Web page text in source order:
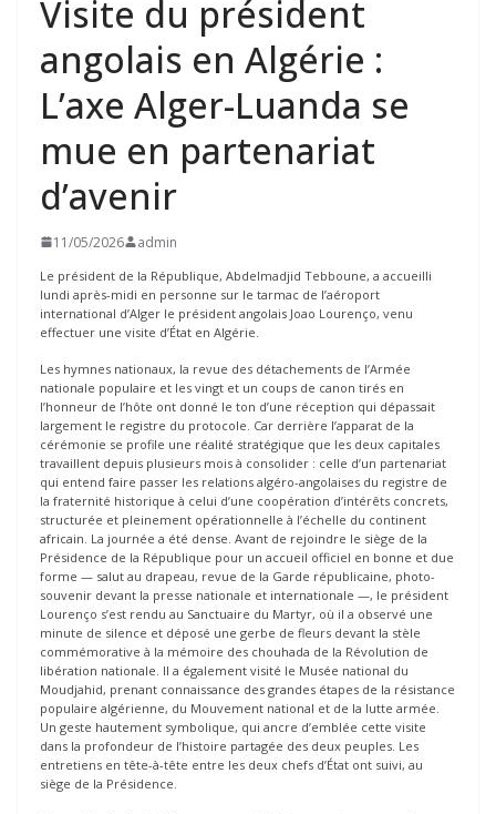
Visite du président
angolais en Algérie :
L’axe Alger-Luanda se
mue en partenariat
d’avenir
11/05/2026 admin
Le président de la République, Abdelmadjid Tebboune, a accueilli
lundi après-midi en personne sur le tarmac de l’aéroport
international d’Alger le président angolais Joao Lourenço, venu
effectuer une visite d’État en Algérie.
Les hymnes nationaux, la revue des détachements de l’Armée
nationale populaire et les vingt et un coups de canon tirés en
l’honneur de l’hôte ont donné le ton d’une réception qui dépassait
largement le registre du protocole. Car derrière l’apparat de la
cérémonie se profile une réalité stratégique que les deux capitales
travaillent depuis plusieurs mois à consolider : celle d’un partenariat
qui entend faire passer les relations algéro-angolaises du registre de
la fraternité historique à celui d’une coopération d’intérêts concrets,
structurée et pleinement opérationnelle à l’échelle du continent
africain. La journée a été dense. Avant de rejoindre le siège de la
Présidence de la République pour un accueil officiel en bonne et due
forme — salut au drapeau, revue de la Garde républicaine, photo-
souvenir devant la presse nationale et internationale —, le président
Lourenço s’est rendu au Sanctuaire du Martyr, où il a observé une
minute de silence et déposé une gerbe de fleurs devant la stèle
commémorative à la mémoire des chouhada de la Révolution de
libération nationale. Il a également visité le Musée national du
Moudjahid, prenant connaissance des grandes étapes de la résistance
populaire algérienne, du Mouvement national et de la lutte armée.
Un geste hautement symbolique, qui ancre d’emblée cette visite
dans la profondeur de l’histoire partagée des deux peuples. Les
entretiens en tête-à-tête entre les deux chefs d’État ont suivi, au
siège de la Présidence.